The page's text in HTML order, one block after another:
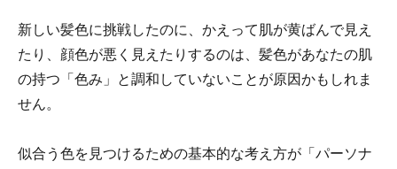
新しい髪色に挑戦したのに、かえって肌が黄ばんで見え
たり、顔色が悪く見えたりするのは、髪色があなたの肌
の持つ「色み」と調和していないことが原因かもしれま
せん。
似合う色を見つけるための基本的な考え方が「パーソナ